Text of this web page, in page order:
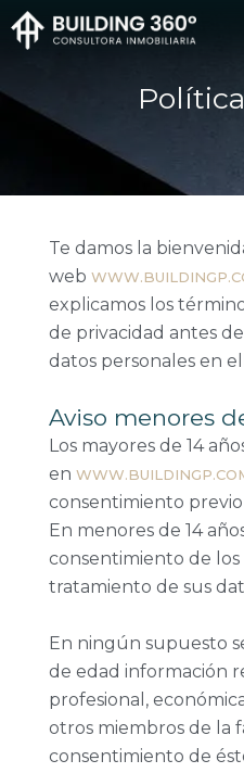
AL
CONTENIDO
Te damos la
web
explicamos los
de privacidad antes
datos personales en
Aviso menores
Los mayores de 14
en
consentimiento
En menores de 14
consentimiento de
tratamiento de sus
En ningún supuesto
de edad información
profesional,
otros miembros de la
consentimiento de